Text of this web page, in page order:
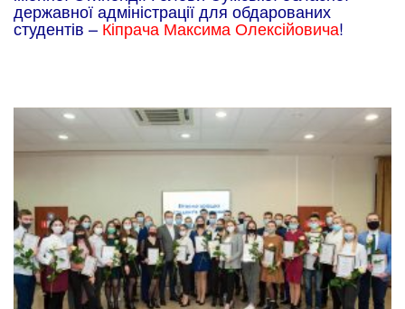
державної адміністрації для обдарованих
студентів – Кіпрача Максима Олексійовича!